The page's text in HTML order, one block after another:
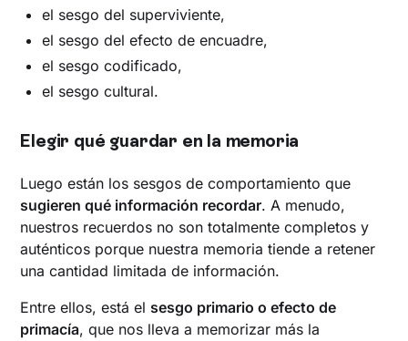
el sesgo del superviviente,
el sesgo del efecto de encuadre,
el sesgo codificado,
el sesgo cultural.
Elegir qué guardar en la memoria
Luego están los sesgos de comportamiento que
sugieren qué información recordar. A menudo,
nuestros recuerdos no son totalmente completos y
auténticos porque nuestra memoria tiende a retener
una cantidad limitada de información.
Entre ellos, está el sesgo primario o efecto de
primacía, que nos lleva a memorizar más la